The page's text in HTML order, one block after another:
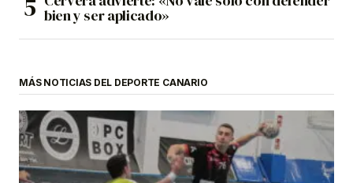
bien y ser aplicado»
MÁS NOTICIAS DEL DEPORTE CANARIO